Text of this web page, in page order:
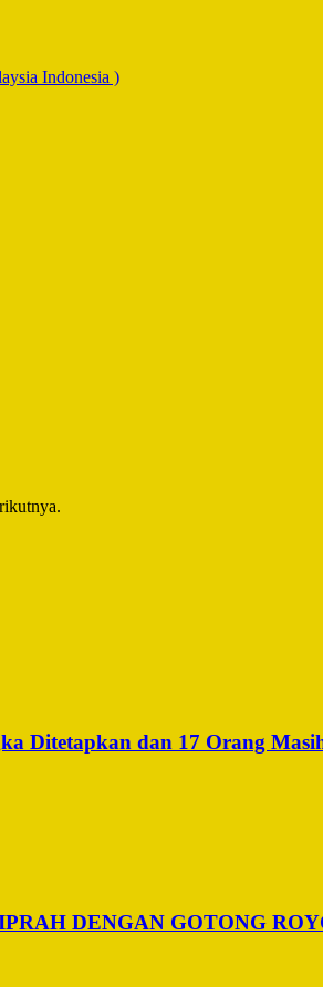
Indonesia )
Ditetapkan dan 17 Orang
DENGAN GOTONG